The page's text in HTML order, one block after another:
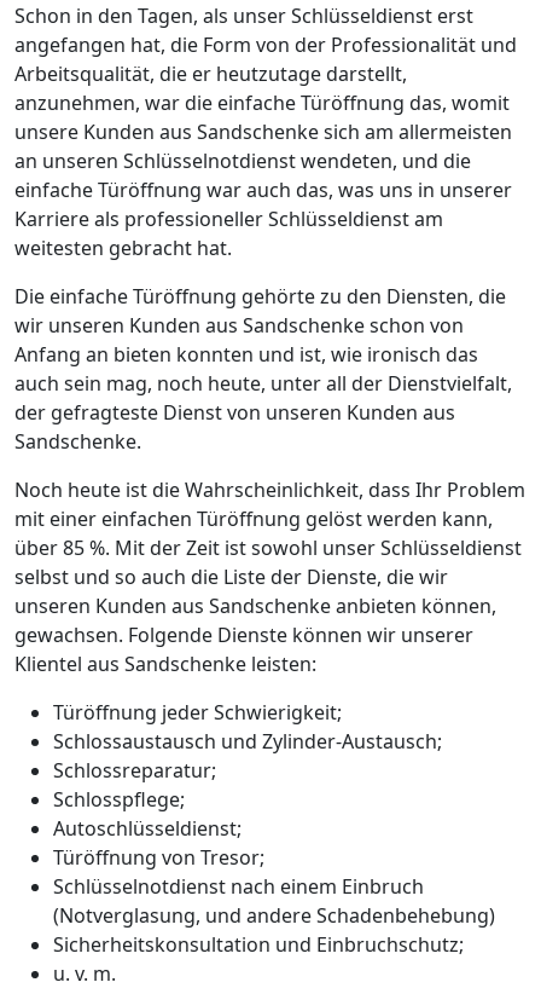
Schon in den Tagen, als unser Schlüsseldienst erst
angefangen hat, die Form von der Professionalität und
Arbeitsqualität, die er heutzutage darstellt,
anzunehmen, war die einfache Türöffnung das, womit
unsere Kunden aus Sandschenke sich am allermeisten
an unseren Schlüsselnotdienst wendeten, und die
einfache Türöffnung war auch das, was uns in unserer
Karriere als professioneller Schlüsseldienst am
weitesten gebracht hat.
Die einfache Türöffnung gehörte zu den Diensten, die
wir unseren Kunden aus Sandschenke schon von
Anfang an bieten konnten und ist, wie ironisch das
auch sein mag, noch heute, unter all der Dienstvielfalt,
der gefragteste Dienst von unseren Kunden aus
Sandschenke.
Noch heute ist die Wahrscheinlichkeit, dass Ihr Problem
mit einer einfachen Türöffnung gelöst werden kann,
über 85 %. Mit der Zeit ist sowohl unser Schlüsseldienst
selbst und so auch die Liste der Dienste, die wir
unseren Kunden aus Sandschenke anbieten können,
gewachsen. Folgende Dienste können wir unserer
Klientel aus Sandschenke leisten:
Türöffnung jeder Schwierigkeit;
Schlossaustausch und Zylinder-Austausch;
Schlossreparatur;
Schlosspflege;
Autoschlüsseldienst;
Türöffnung von Tresor;
Schlüsselnotdienst nach einem Einbruch
(Notverglasung, und andere Schadenbehebung)
Sicherheitskonsultation und Einbruchschutz;
u. v. m.